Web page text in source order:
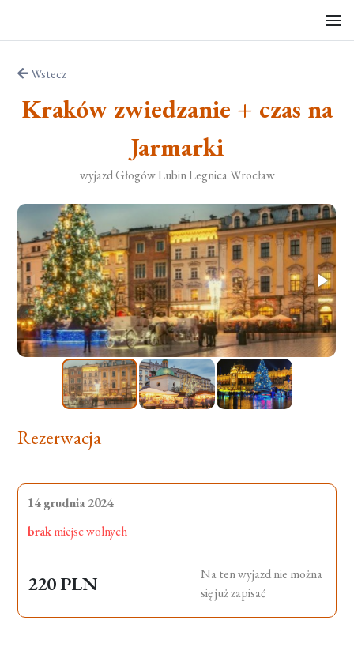
Wstecz
Kraków zwiedzanie + czas na
Jarmarki
wyjazd Głogów Lubin Legnica Wrocław
Rezerwacja
14 grudnia 2024
brakmiejsc wolnych
220 PLN
Na ten wyjazd nie można
się już zapisać